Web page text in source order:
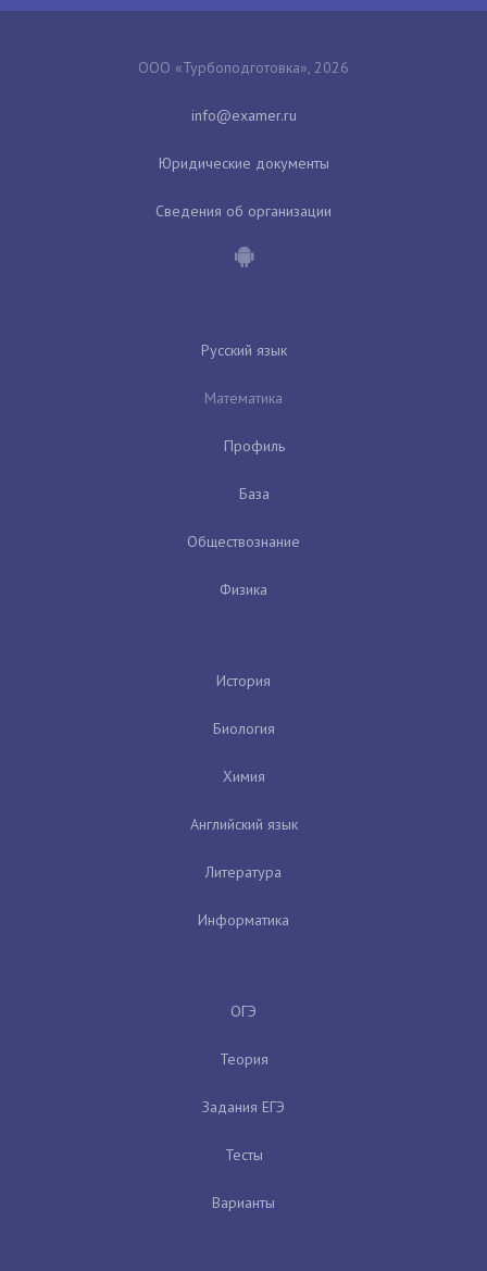
ООО «Турбоподготовка», 2026
Юридические документы
Сведения об организации
Русский язык
Математика
Профиль
База
Обществознание
Физика
История
Биология
Химия
Английский язык
Литература
Информатика
ОГЭ
Теория
Задания ЕГЭ
Тесты
Варианты